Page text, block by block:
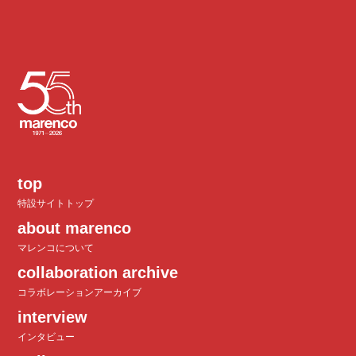
top
特設サイトトップ
about marenco
マレンコについて
collaboration archive
コラボレーションアーカイブ
interview
インタビュー